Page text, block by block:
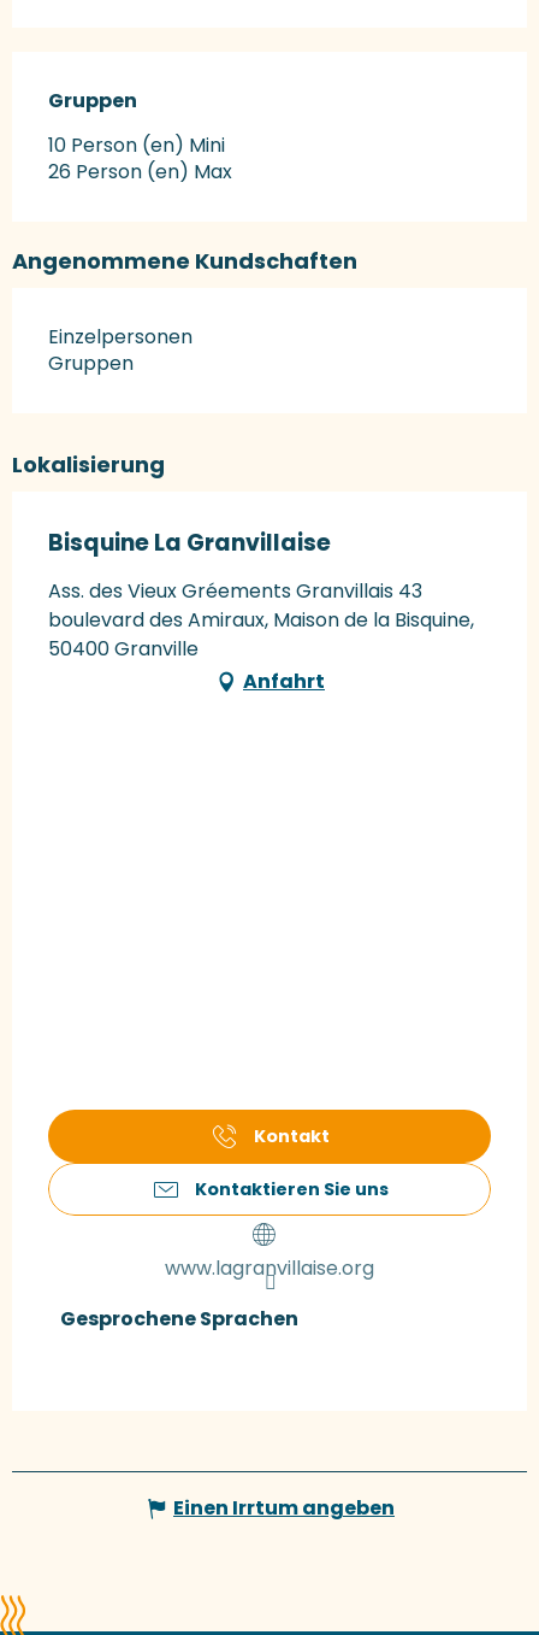
Gruppen
Gruppen
10 Person (en) Mini
26 Person (en) Max
Angenommene Kundschaften
Einzelpersonen
Gruppen
Lokalisierung
Bisquine La Granvillaise
Ass. des Vieux Gréements Granvillais 43
boulevard des Amiraux, Maison de la Bisquine,
50400 Granville
Anfahrt
Kontakt
Kontaktieren Sie uns
www.lagranvillaise.org
Gesprochene Sprachen
Gesprochene Sprachen
Einen Irrtum angeben